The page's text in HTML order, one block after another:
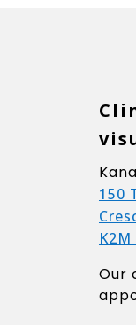
150
K2M
Our